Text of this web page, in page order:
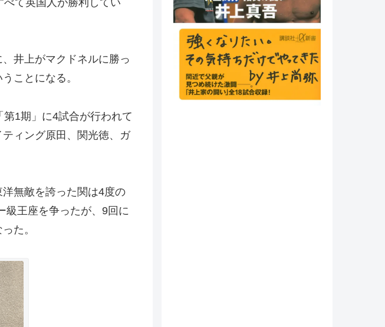
井上がマクドネルに勝っ
ことになる。
1期」に4試合が行われて
ィング原田、関光徳、ガ
無敵を誇った関は4度の
級王座を争ったが、9回に
た。